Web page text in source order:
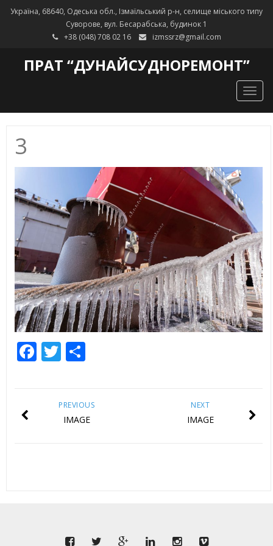
Україна, 68640, Одеська обл., Ізмаїльський р-н, селище міського типу
Суворове, вул. Бесарабська, будинок 1
+38 (048) 708 02 16
izmssrz@gmail.com
ПРАТ “ДУНАЙСУДНОРЕМОНТ”
3
Facebook
Twitter
Share
NEXT
IMAGE
PREVIOUS
IMAGE